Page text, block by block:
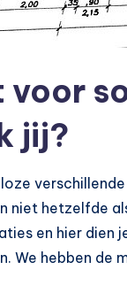
voor
jij?
niet hetzelfde
en hier dien
We hebben de